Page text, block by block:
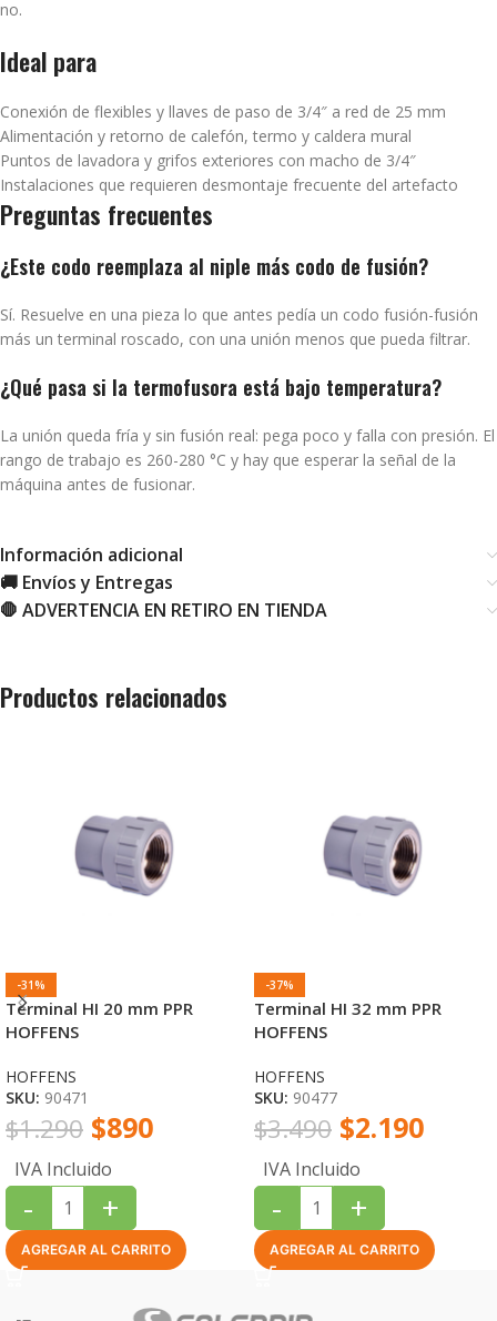
no.
Ideal para
Conexión de flexibles y llaves de paso de 3/4″ a red de 25 mm
Alimentación y retorno de calefón, termo y caldera mural
Puntos de lavadora y grifos exteriores con macho de 3/4″
Instalaciones que requieren desmontaje frecuente del artefacto
Preguntas frecuentes
¿Este codo reemplaza al niple más codo de fusión?
Sí. Resuelve en una pieza lo que antes pedía un codo fusión-fusión
más un terminal roscado, con una unión menos que pueda filtrar.
¿Qué pasa si la termofusora está bajo temperatura?
La unión queda fría y sin fusión real: pega poco y falla con presión. El
rango de trabajo es 260-280 °C y hay que esperar la señal de la
máquina antes de fusionar.
Información adicional
🚚 Envíos y Entregas
🛑 ADVERTENCIA EN RETIRO EN TIENDA
Productos relacionados
-31%
Terminal HI 20 mm PPR
HOFFENS
HOFFENS
SKU: 90471
$1.290 $890
IVA Incluido
- +
AGREGAR AL CARRITO
-37%
Terminal HI 32 mm PPR
HOFFENS
HOFFENS
SKU: 90477
$3.490 $2.190
IVA Incluido
- +
AGREGAR AL CARRITO